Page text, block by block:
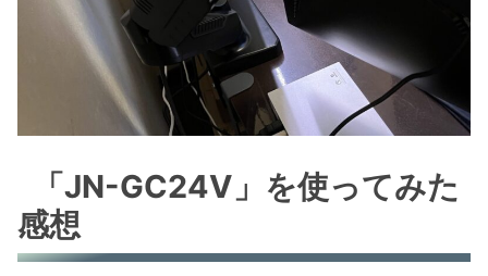
「JN-GC24V」を使ってみた
感想